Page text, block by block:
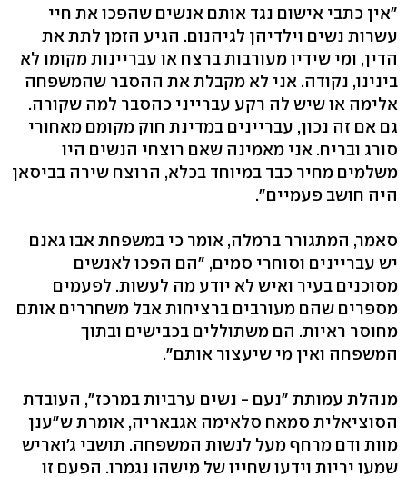
"אין כתבי אישום נגד אותם אנשים שהפכו את חיי
עשרות נשים וילדיהן לגיהנום. הגיע הזמן לתת את
הדין, ומי שידיו מעורבות ברצח או עבריינות מקומו לא
בינינו, נקודה. אני לא מקבלת את ההסבר שהמשפחה
אלימה או שיש לה רקע עברייני כהסבר למה שקורה.
גם אם זה נכון, עבריינים במדינת חוק מקומם מאחורי
סורג ובריח. אני מאמינה שאם רוצחי הנשים היו
משלמים מחיר כבד במיוחד בכלא, הרוצח שירה בביסאן
היה חושב פעמיים".
סאמר, המתגורר ברמלה, אומר כי במשפחת אבו גאנם
יש עבריינים וסוחרי סמים, "הם הפכו לאנשים
מסוכנים בעיר ואיש לא יודע מה לעשות. לפעמים
מספרים שהם מעורבים ברציחות אבל משחררים אותם
מחוסר ראיות. הם משתוללים בכבישים ובתוך
המשפחה ואין מי שיעצור אותם".
מנהלת עמותת "נעם - נשים ערביות במרכז", העובדת
הסוציאלית סמאח סלאימה אגבאריה, אומרת ש"ענן
מוות ודם מרחף מעל לנשות המשפחה. תושבי ג'ואריש
שמעו יריות וידעו שחייו של מישהו נגמרו. הפעם זו